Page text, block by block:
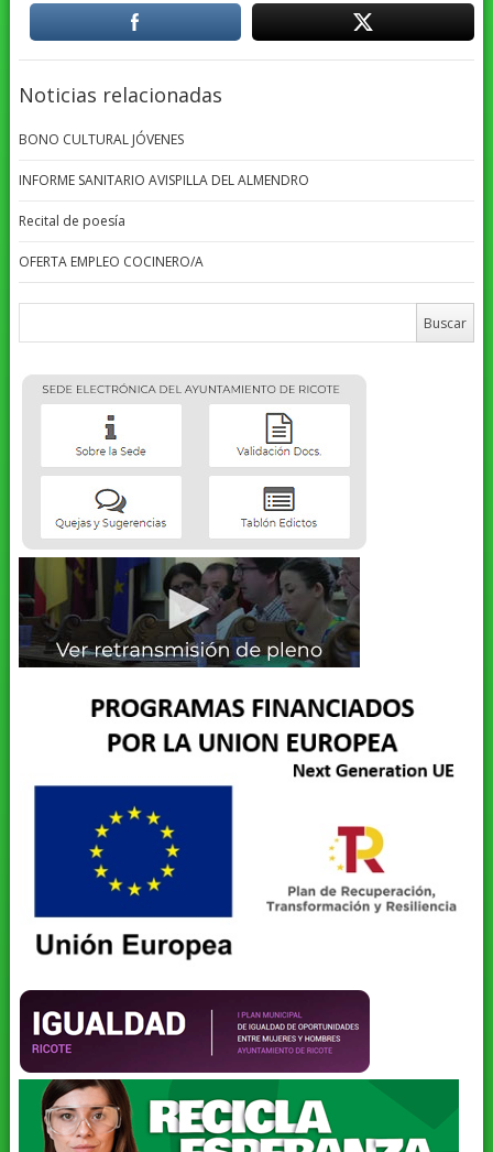
Noticias relacionadas
BONO CULTURAL JÓVENES
INFORME SANITARIO AVISPILLA DEL ALMENDRO
Recital de poesía
OFERTA EMPLEO COCINERO/A